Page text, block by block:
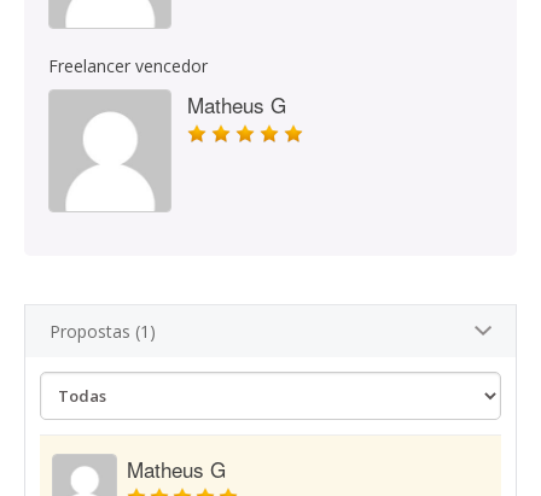
Freelancer vencedor
Matheus G
Propostas (1)
Matheus G